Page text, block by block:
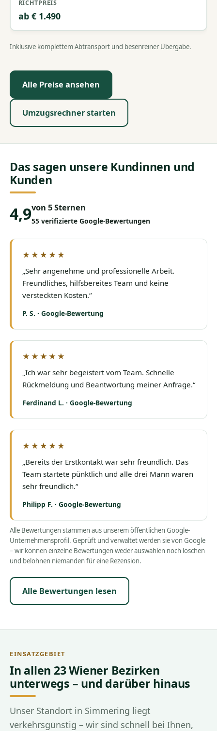
ab € 1.490
Inklusive komplettem Abtransport und besenreiner Übergabe.
Alle Preise ansehen
Umzugsrechner starten
Das sagen unsere Kundinnen und
Kunden
4,9von 5 Sternen
55 verifizierte Google-Bewertungen
★★★★★
„Sehr angenehme und professionelle Arbeit.
Freundliches, hilfsbereites Team und keine
versteckten Kosten.“
P. S. · Google-Bewertung
★★★★★
„Ich war sehr begeistert vom Team. Schnelle
Rückmeldung und Beantwortung meiner Anfrage.“
Ferdinand L. · Google-Bewertung
★★★★★
„Bereits der Erstkontakt war sehr freundlich. Das
Team startete pünktlich und alle drei Mann waren
sehr freundlich.“
Philipp F. · Google-Bewertung
Alle Bewertungen stammen aus unserem öffentlichen Google-
Unternehmensprofil. Geprüft und verwaltet werden sie von Google
– wir können einzelne Bewertungen weder auswählen noch löschen
und belohnen niemanden für eine Rezension.
Alle Bewertungen lesen
EINSATZGEBIET
In allen 23 Wiener Bezirken
unterwegs – und darüber hinaus
Unser Standort in Simmering liegt
verkehrsgünstig – wir sind schnell bei Ihnen,